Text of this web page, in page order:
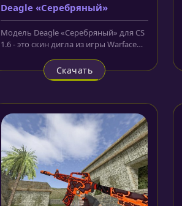
Deagle «Серебряный»
Модель Deagle «Серебряный» для CS
1.6 - это скин дигла из игры Warface
Скачать